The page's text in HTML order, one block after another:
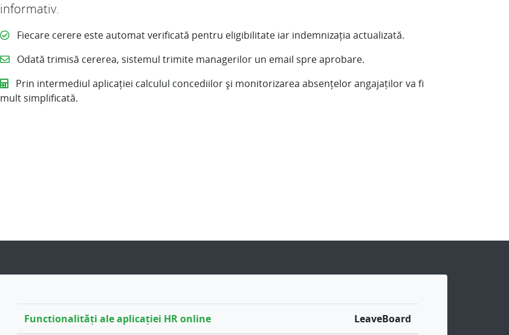
informativ.
Fiecare cerere este automat verificată pentru eligibilitate iar indemnizația actualizată.
Odată trimisă cererea, sistemul trimite managerilor un email spre aprobare.
Prin intermediul aplicației calculul concediilor și monitorizarea absențelor angajaților va fi
mult simplificată.
Functionalități ale aplicației HR online LeaveBoard